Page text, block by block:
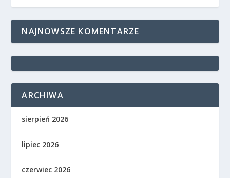
NAJNOWSZE KOMENTARZE
ARCHIWA
sierpień 2026
lipiec 2026
czerwiec 2026